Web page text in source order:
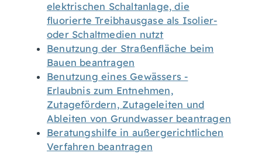
elektrischen Schaltanlage, die
fluorierte Treibhausgase als Isolier-
oder Schaltmedien nutzt
Benutzung der Straßenfläche beim
Bauen beantragen
Benutzung eines Gewässers -
Erlaubnis zum Entnehmen,
Zutagefördern, Zutageleiten und
Ableiten von Grundwasser beantragen
Beratungshilfe in außergerichtlichen
Verfahren beantragen